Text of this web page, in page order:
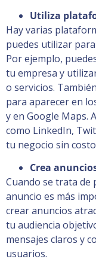
Utiliza
Hay varias
puedes utilizar
Por ejemplo,
tu empresa y
o servicios.
para aparecer en
y en Google Maps.
como LinkedIn,
tu negocio sin
Crea
Cuando se trata de
anuncio es más
crear anuncios
tu audiencia
mensajes claros y
usuarios.